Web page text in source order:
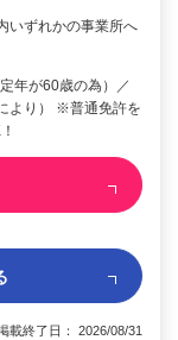
いずれかの事業所へ
年が60歳の為）／
より） ※普通免許を
終了日： 2026/08/31